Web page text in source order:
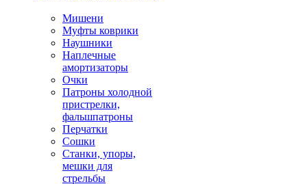
Мишени
Муфты коврики
Наушники
Наплечные
амортизаторы
Очки
Патроны холодной
пристрелки,
фальшпатроны
Перчатки
Сошки
Станки, упоры,
мешки для
стрельбы